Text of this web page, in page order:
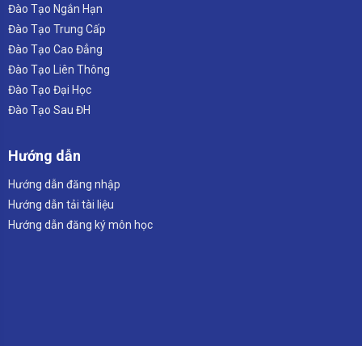
Đào Tạo Ngắn Hạn
Đào Tạo Trung Cấp
Đào Tạo Cao Đẳng
Đào Tạo Liên Thông
Đào Tạo Đại Học
Đào Tạo Sau ĐH
Hướng dẫn
Hướng dẫn đăng nhập
Hướng dẫn tải tài liệu
Hướng dẫn đăng ký môn học